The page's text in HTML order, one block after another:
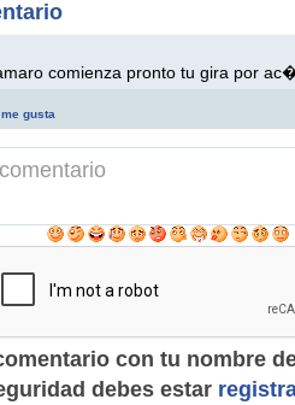
comienza pronto tu gira por
gusta
con tu nombre
debes estar